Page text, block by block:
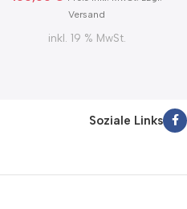
Versand
inkl. 19 % MwSt.
Soziale Links